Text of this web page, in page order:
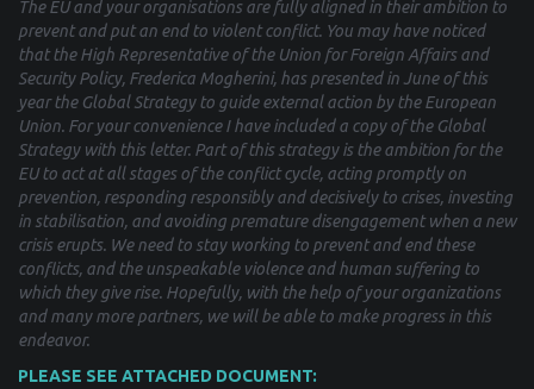
The EU and your organisations are fully aligned in theirambition to
prevent and put an end to violent conflict. You may have noticed
that the High Representative of the Union for Foreign Affairs and
Security Policy, Frederica Mogherini, has presented in June of this
year the Global Strategy to guide external action by the European
Union. For your convenience I have included a copy of the Global
Strategy with this letter. Part of this strategy is the ambition for the
EU to act at all stages of the conflict cycle, acting promptly on
prevention, responding responsibly and decisively to crises, investing
in stabilisation, and avoiding premature disengagement when a new
crisis erupts. We need to stay working to prevent and end these
conflicts, and the unspeakable violence and human suffering to
which they give rise. Hopefully, with the help of your organizations
and many more partners, we will be able to make progress in this
endeavor.
PLEASE SEE ATTACHED DOCUMENT: